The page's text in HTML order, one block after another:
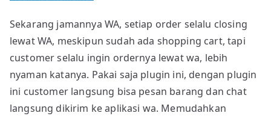
WordPress
Order
Barang
Lewat
WhatsApp
Sekarang jamannya WA, setiap order selalu closing
lewat WA, meskipun sudah ada shopping cart, tapi
customer selalu ingin ordernya lewat wa, lebih
nyaman katanya. Pakai saja plugin ini, dengan plugin
ini customer langsung bisa pesan barang dan chat
langsung dikirim ke aplikasi wa. Memudahkan